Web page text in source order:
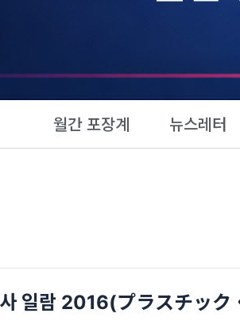
월간 포장계 뉴스레터
사 일람 2016(プラスチッ